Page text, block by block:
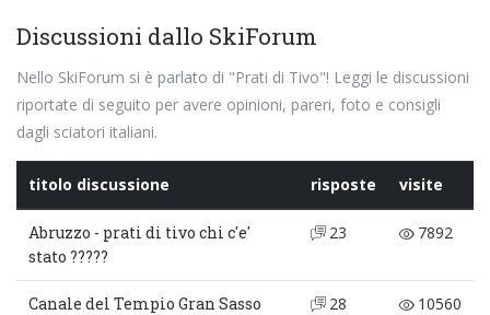
Discussioni dallo SkiForum
Nello SkiForum si è parlato di "Prati di Tivo"! Leggi le discussioni
riportate di seguito per avere opinioni, pareri, foto e consigli
dagli sciatori italiani.
titolo discussione risposte visite
Abruzzo - prati di tivo chi c'e'
stato ?????
23 7892
Canale del Tempio Gran Sasso
28 10560